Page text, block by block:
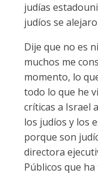
judías
judíos se
Dije que no es
muchos me
momento, lo
todo lo que he
críticas a Israel
los judíos y los
porque son
directora
Públicos que